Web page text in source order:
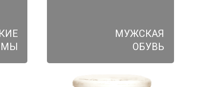
МУЖСКАЯ
ОБУВЬ